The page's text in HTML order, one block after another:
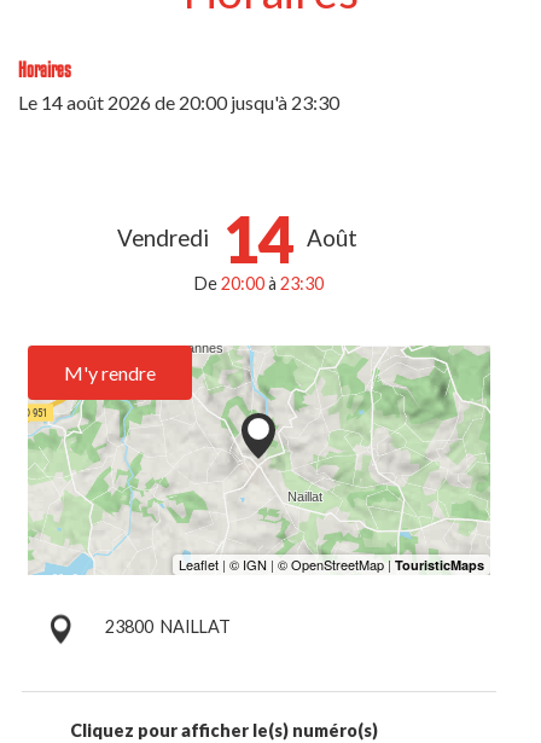
Horaires
Le 14 août 2026de 20:00 jusqu'à 23:30
Vendredi 14 Août
De20:00à 23:30
M'y rendre
23800 NAILLAT
Cliquez pour afficher le(s) numéro(s)